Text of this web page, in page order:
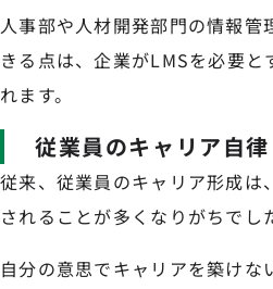
人事部や人材開発部門の情報管
きる点は、企業がLMSを必要と
れます。
従業員のキャリア自律
従来、従業員のキャリア形成は
されることが多くなりがちでし
自分の意思でキャリアを築けな